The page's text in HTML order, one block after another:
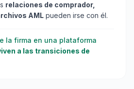
relaciones de comprador,
AML pueden irse con él.
la firma en una plataforma
a las transiciones de